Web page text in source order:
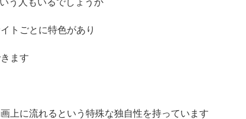
う人もいるでしょうか
トごとに特色があり
ます
上に流れるという特殊な独自性を持っています